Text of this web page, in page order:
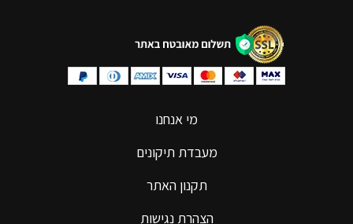
מי אנחנו
מעבדת תיקונים
תקנון האתר
הצהרת נגישות